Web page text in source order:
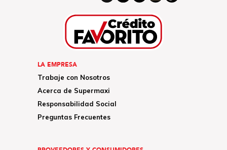
LA EMPRESA
Trabaje con Nosotros
Acerca de Supermaxi
Responsabilidad Social
Preguntas Frecuentes